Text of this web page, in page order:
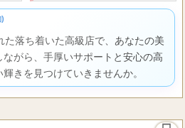
た落ち着いた高級店で、あなたの美
がら、手厚いサポートと安心の高
きを見つけていきませんか。